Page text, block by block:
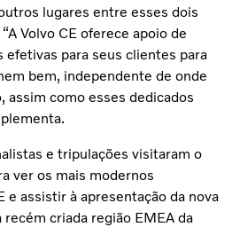
lugares entre esses dois
Volvo CE oferece apoio de
efetivas para seus clientes para
bem, independente de onde
assim como esses dedicados
e tripulações visitaram o
ver os mais modernos
e assistir à apresentação da nova
criada região EMEA da